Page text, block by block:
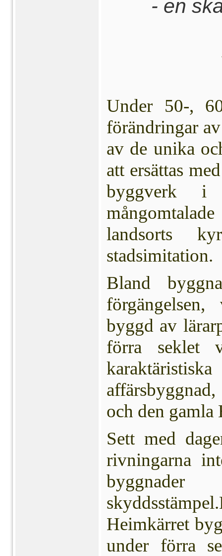
- en
Under 50-,
förändringar
av de unika
att ersättas
byggverk i
landsorts
stadsimitation.
Bland
byggd av
förra seklet
och den gamla
Sett med
rivningarna
Heimkärret
under förra